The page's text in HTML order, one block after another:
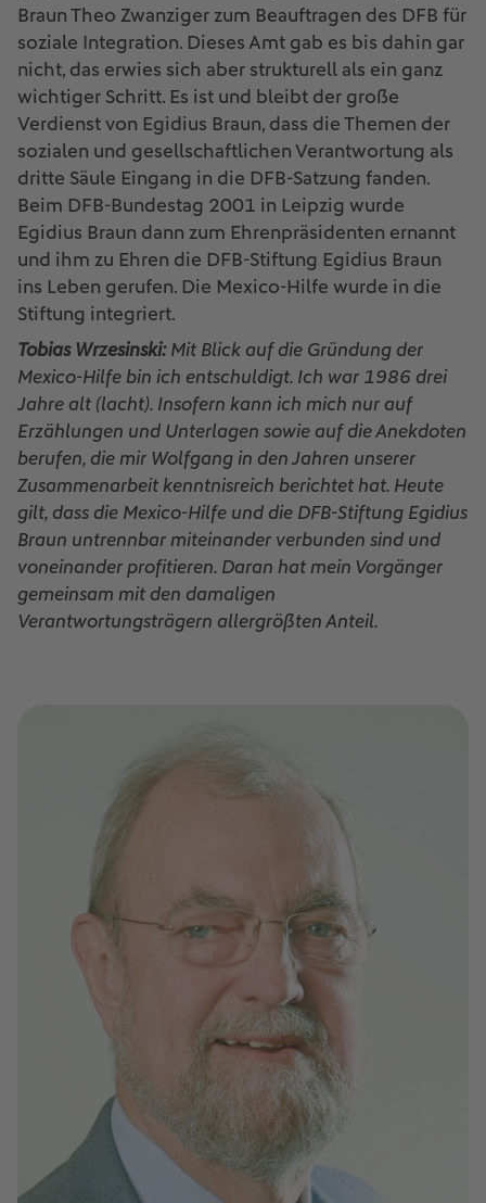
Braun Theo Zwanziger zum Beauftragen des DFB für
soziale Integration. Dieses Amt gab es bis dahin gar
nicht, das erwies sich aber strukturell als ein ganz
wichtiger Schritt. Es ist und bleibt der große
Verdienst von Egidius Braun, dass die Themen der
sozialen und gesellschaftlichen Verantwortung als
dritte Säule Eingang in die DFB-Satzung fanden.
Beim DFB-Bundestag 2001 in Leipzig wurde
Egidius Braun dann zum Ehrenpräsidenten ernannt
und ihm zu Ehren die DFB-Stiftung Egidius Braun
ins Leben gerufen. Die Mexico-Hilfe wurde in die
Stiftung integriert.
Tobias Wrzesinski:Mit Blick auf die Gründung der
Mexico-Hilfe bin ich entschuldigt. Ich war 1986 drei
Jahre alt (lacht). Insofern kann ich mich nur auf
Erzählungen und Unterlagen sowie auf die Anekdoten
berufen, die mir Wolfgang in den Jahren unserer
Zusammenarbeit kenntnisreich berichtet hat. Heute
gilt, dass die Mexico-Hilfe und die DFB-Stiftung Egidius
Braun untrennbar miteinander verbunden sind und
voneinander profitieren. Daran hat mein Vorgänger
gemeinsam mit den damaligen
Verantwortungsträgern allergrößten Anteil.